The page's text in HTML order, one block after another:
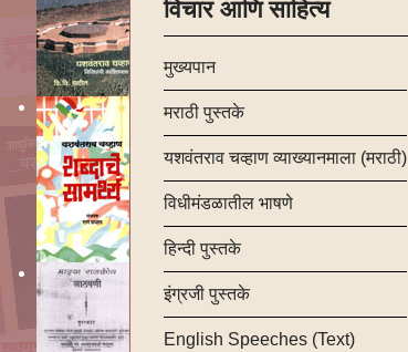
विचार आणि साहित्य
मुख्यपान
मराठी पुस्तके
यशवंतराव चव्हाण व्याख्यानमाला (मराठी)
विधीमंडळातील भाषणे
हिन्दी पुस्तके
इंग्रजी पुस्तके
English Speeches (Text)